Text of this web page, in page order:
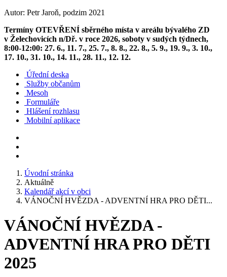
Autor: Petr Jaroň, podzim 2021
Termíny OTEVŘENÍ sběrného místa v areálu bývalého ZD
v Želechovicích n/Dř. v roce 2026, soboty v sudých týdnech,
8:00-12:00: 27. 6., 11. 7., 25. 7., 8. 8., 22. 8., 5. 9., 19. 9., 3. 10.,
17. 10., 31. 10., 14. 11., 28. 11., 12. 12.
Úřední deska
Služby občanům
Mesoh
Formuláře
Hlášení rozhlasu
Mobilní aplikace
Úvodní stránka
Aktuálně
Kalendář akcí v obci
VÁNOČNÍ HVĚZDA - ADVENTNÍ HRA PRO DĚTI...
VÁNOČNÍ HVĚZDA -
ADVENTNÍ HRA PRO DĚTI
2025